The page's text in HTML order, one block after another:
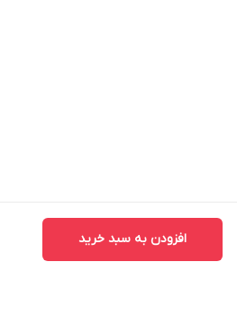
افزودن به سبد خرید